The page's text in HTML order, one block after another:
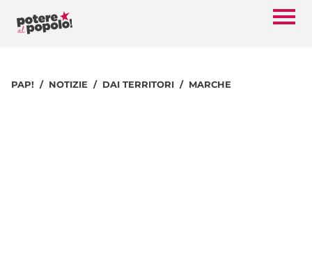
PAP! NOTIZIE DAI TERRITORI MARCHE